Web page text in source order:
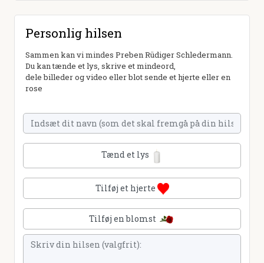
Personlig hilsen
Sammen kan vi mindes Preben Rüdiger Schledermann.
Du kan tænde et lys, skrive et mindeord,
dele billeder og video eller blot sende et hjerte eller en
rose
Tænd et lys
Tilføj et hjerte
Tilføj en blomst